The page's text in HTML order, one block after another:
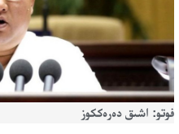
فوتو: اشىق دەرەككوز